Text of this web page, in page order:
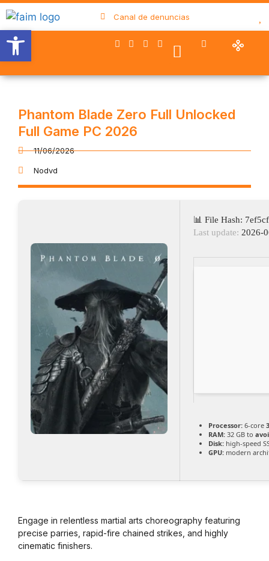
Abrir barra de herramientas
Canal de denuncias
Phantom Blade Zero Full Unlocked
Full Game PC 2026
11/06/2026
Nodvd
📊 File Hash:
Last update: 2026-
Processor: 6-core
RAM: 32 GB to
Disk: high-speed
GPU: modern
Engage in relentless martial arts choreography featuring
precise parries, rapid-fire chained strikes, and highly
cinematic finishers.